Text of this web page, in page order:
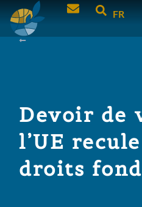
FR
Devoir de
l’UE
droits